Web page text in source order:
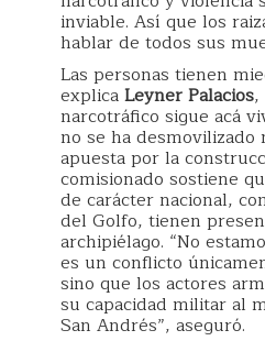
inviable. Así que los
hablar de todos sus
Las personas tienen
explicaLeyner Palacios,
narcotráfico sigue acá
no se ha desmovilizado
apuesta por la
comisionado sostiene
de carácter nacional,
del Golfo, tienen
archipiélago. “No
es un conflicto
sino que los actores
su capacidad militar al
San Andrés”, aseguró.